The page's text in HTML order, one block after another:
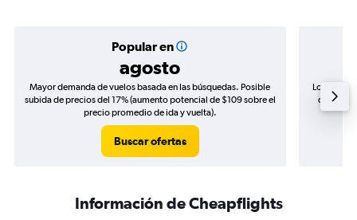
Popular en
agosto
Mayor demanda de vuelos basada en las búsquedas. Posible
subida de precios del 17% (aumento potencial de $109 sobre el
precio promedio de ida y vuelta).
Buscar ofertas
Los
de
Información de Cheapflights